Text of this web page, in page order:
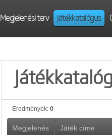
Megjelenési terv Játékkatalógus
Eredmények: 0
Megjelenés Játék címe